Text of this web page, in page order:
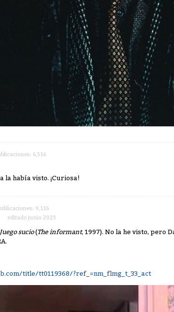
6,516
la había visto. ¡Curiosa!
9,116
editado junio 2023
Juego sucio(The informant, 1997). No la he visto, pero
title/tt0119368/?ref_=nm_flmg_t_33_act